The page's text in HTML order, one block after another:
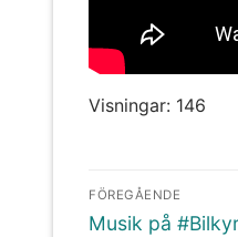
Visningar: 146
FÖREGÅENDE
Föregående
Musik på